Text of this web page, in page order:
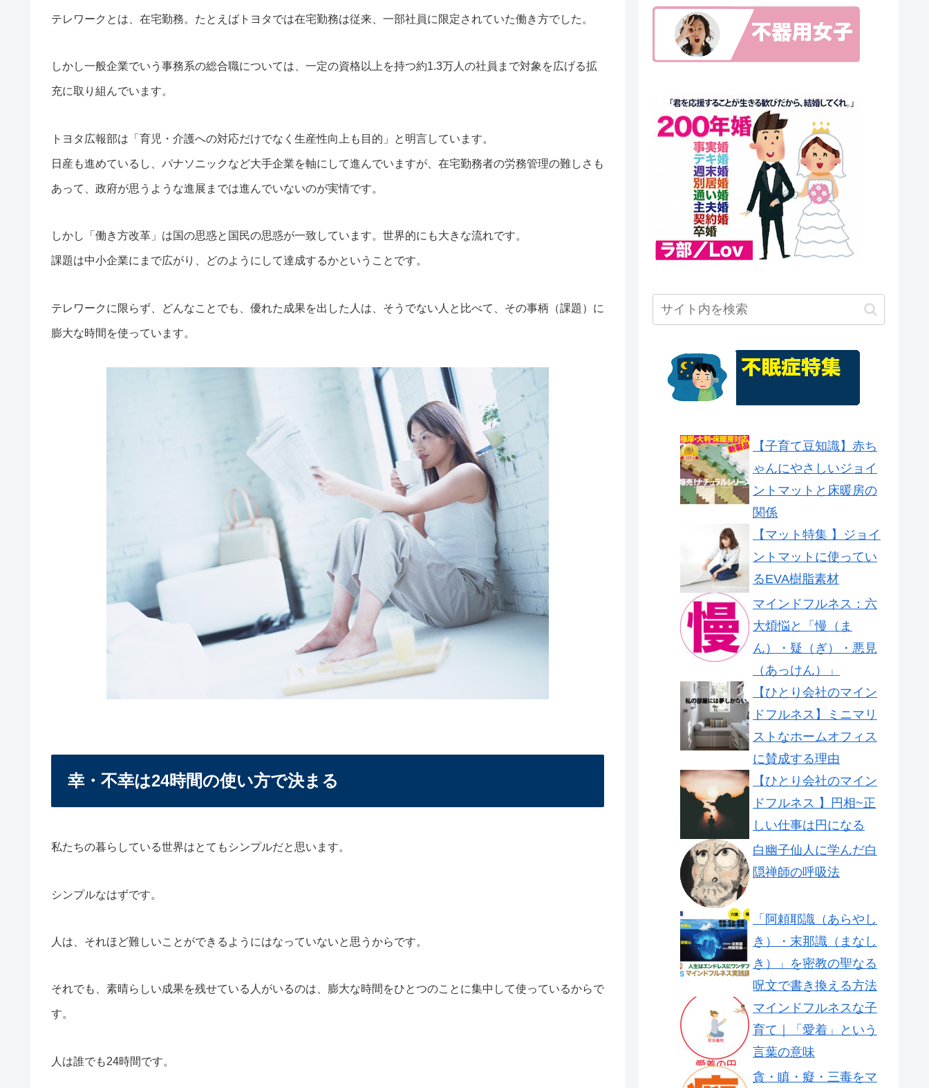
テレワークとは、在宅勤務。たとえばトヨタでは在宅勤務は従来、一部社員に限定されていた働き方でした。
しかし一般企業でいう事務系の総合職については、一定の資格以上を持つ約1.3万人の社員まで対象を広げる拡
充に取り組んでいます。
トヨタ広報部は「育児・介護への対応だけでなく生産性向上も目的」と明言しています。
日産も進めているし、パナソニックなど大手企業を軸にして進んでいますが、在宅勤務者の労務管理の難しさも
あって、政府が思うような進展までは進んでいないのが実情です。
しかし「働き方改革」は国の思惑と国民の思惑が一致しています。世界的にも大きな流れです。
課題は中小企業にまで広がり、どのようにして達成するかということです。
テレワークに限らず、どんなことでも、優れた成果を出した人は、そうでない人と比べて、その事柄（課題）に
膨大な時間を使っています。
幸・不幸は24時間の使い方で決まる
私たちの暮らしている世界はとてもシンプルだと思います。
シンプルなはずです。
人は、それほど難しいことができるようにはなっていないと思うからです。
それでも、素晴らしい成果を残せている人がいるのは、膨大な時間をひとつのことに集中して使っているからで
す。
人は誰でも24時間です。
【子育て豆知識】赤ち
ゃんにやさしいジョイ
ントマットと床暖房の
関係
【マット特集 】ジョイ
ントマットに使ってい
るEVA樹脂素材
マインドフルネス：六
大煩悩と「慢（ま
ん）・疑（ぎ）・悪見
（あっけん）」
【ひとり会社のマイン
ドフルネス】ミニマリ
ストなホームオフィス
に賛成する理由
【ひとり会社のマイン
ドフルネス 】円相~正
しい仕事は円になる
白幽子仙人に学んだ白
隠禅師の呼吸法
「阿頼耶識（あらやし
き）・末那識（まなし
き）」を密教の聖なる
呪文で書き換える方法
マインドフルネスな子
育て｜「愛着」という
言葉の意味
貪・瞋・癡・三毒をマ